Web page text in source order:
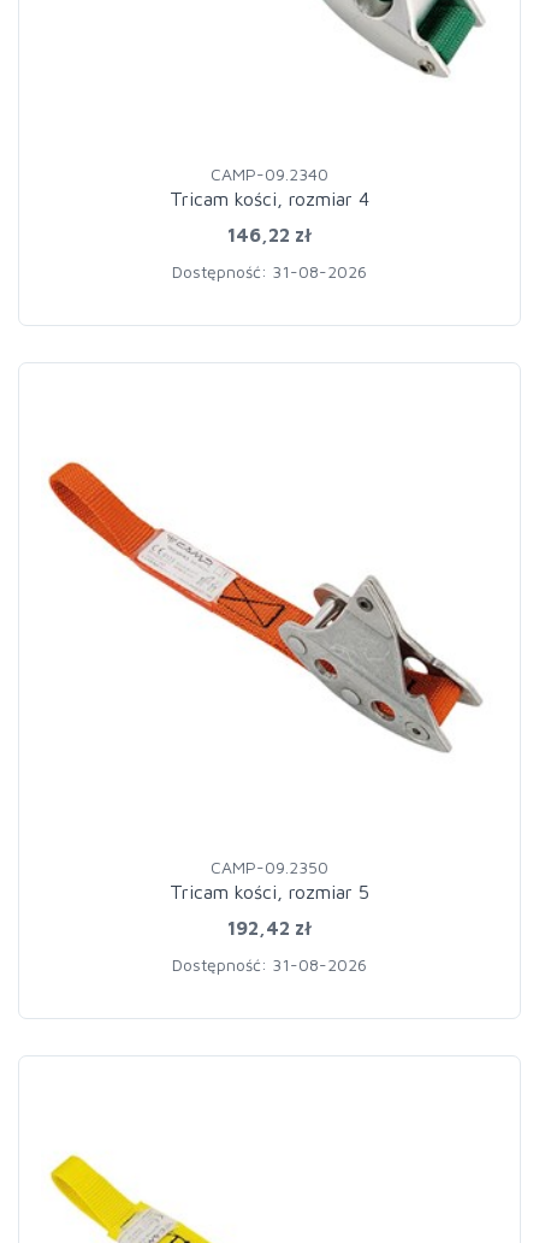
CAMP-09.2340
Tricam kości, rozmiar 4
146,22 zł
Dostępność: 31-08-2026
CAMP-09.2350
Tricam kości, rozmiar 5
192,42 zł
Dostępność: 31-08-2026